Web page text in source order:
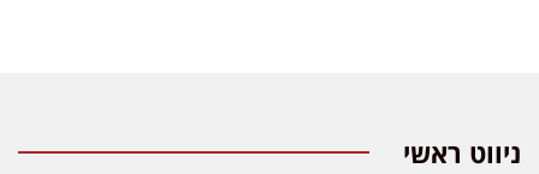
ניווט ראשי